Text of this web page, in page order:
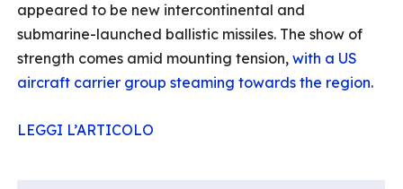
appeared to be new intercontinental and
submarine-launched ballistic missiles. The show of
strength comes amid mounting tension, with a US
aircraft carrier group steaming towards the region.
LEGGI L’ARTICOLO